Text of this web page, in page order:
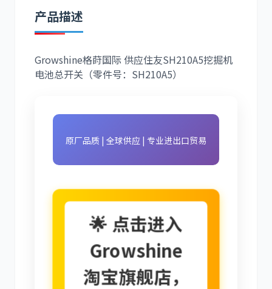
斗山
奔驰 加藤
产品描述
Growshine格莳国际 供应住友SH210A5挖掘机
电池总开关（零件号： SH210A5）
原厂品质 | 全球供应 | 专业进出口贸易
🌟 点击进入
Growshine
淘宝旗舰店，